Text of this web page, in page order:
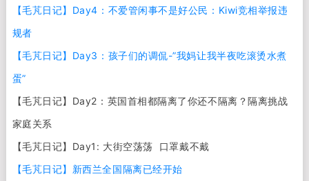
【毛芃日记】Day4：不爱管闲事不是好公民：Kiwi竞相举报违
规者
【毛芃日记】Day3：孩子们的调侃-”我妈让我半夜吃滚烫水煮
蛋”
【毛芃日记】Day2：英国首相都隔离了你还不隔离？隔离挑战
家庭关系
【毛芃日记】Day1: 大街空荡荡 口罩戴不戴
【毛芃日记】新西兰全国隔离已经开始